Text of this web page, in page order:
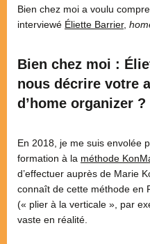
Bien chez moi a voulu
interviewé Éliette Barrier,
Bien chez moi :
nous décrire votre
d’home organizer ?
En 2018, je me suis envolée
formation à la méthode
d’effectuer auprès de Marie
connaît de cette méthode en
(« plier à la verticale », par
vaste en réalité.